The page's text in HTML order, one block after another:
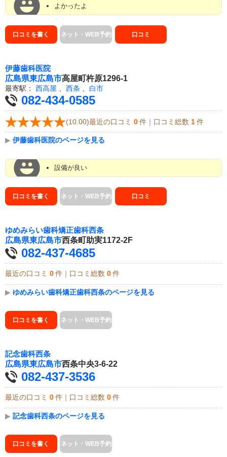
よかったよ
口コミを書く ネット・WEB予約 口コミ
伊藤歯科医院
広島県東広島市高屋町杵原1296-1
最寄駅： 西高屋 西条 白市
082-434-0585
(10.00)最近の口コミ 0 件｜口コミ総数 1 件
▶ 伊藤歯科医院のページを見る
設備が良い
口コミを書く ネット・WEB予約 口コミ
ゆめみらい歯科矯正歯科西条
広島県東広島市西条町助実1172-2F
082-437-4685
最近の口コミ 0 件｜口コミ総数 0 件
▶ ゆめみらい歯科矯正歯科西条のページを見る
口コミを書く ネット・WEB予約
記念歯科西条
広島県東広島市西条中央3-6-22
082-437-3536
最近の口コミ 0 件｜口コミ総数 0 件
▶ 記念歯科西条のページを見る
口コミを書く ネット・WEB予約